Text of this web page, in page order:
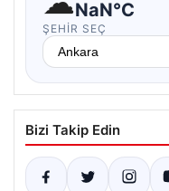
NaN°C
ŞEHIR SEÇ
Bizi Takip Edin